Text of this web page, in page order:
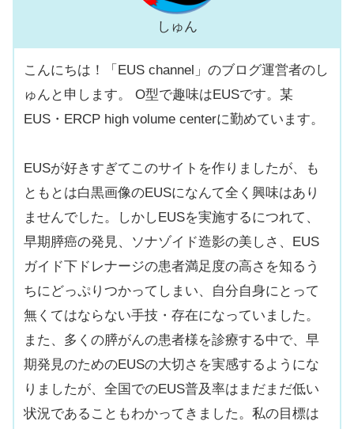
しゅん
こんにちは！「EUS channel」のブログ運営者のし
ゅんと申します。 O型で趣味はEUSです。某
EUS・ERCP high volume centerに勤めています。
EUSが好きすぎてこのサイトを作りましたが、も
ともとは白黒画像のEUSになんて全く興味はあり
ませんでした。しかしEUSを実施するにつれて、
早期膵癌の発見、ソナゾイド造影の美しさ、EUS
ガイド下ドレナージの患者満足度の高さを知るう
ちにどっぷりつかってしまい、自分自身にとって
無くてはならない手技・存在になっていました。
また、多くの膵がんの患者様を診療する中で、早
期発見のためのEUSの大切さを実感するようにな
りましたが、全国でのEUS普及率はまだまだ低い
状況であることもわかってきました。私の目標は